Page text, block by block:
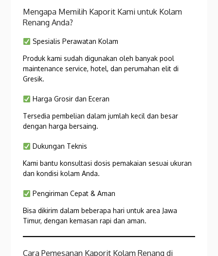
Mengapa Memilih Kaporit Kami untuk Kolam
Renang Anda?
Spesialis Perawatan Kolam
Produk kami sudah digunakan oleh banyak pool
maintenance service, hotel, dan perumahan elit di
Gresik.
Harga Grosir dan Eceran
Tersedia pembelian dalam jumlah kecil dan besar
dengan harga bersaing.
Dukungan Teknis
Kami bantu konsultasi dosis pemakaian sesuai ukuran
dan kondisi kolam Anda.
Pengiriman Cepat & Aman
Bisa dikirim dalam beberapa hari untuk area Jawa
Timur, dengan kemasan rapi dan aman.
Cara Pemesanan Kaporit Kolam Renang di